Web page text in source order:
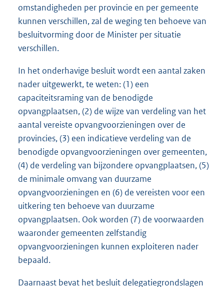
omstandigheden per provincie en per gemeente
kunnen verschillen, zal de weging ten behoeve van
besluitvorming door de Minister per situatie
verschillen.
In het onderhavige besluit wordt een aantal zaken
nader uitgewerkt, te weten: (1) een
capaciteitsraming van de benodigde
opvangplaatsen, (2) de wijze van verdeling van het
aantal vereiste opvangvoorzieningen over de
provincies, (3) een indicatieve verdeling van de
benodigde opvangvoorzieningen over gemeenten,
(4) de verdeling van bijzondere opvangplaatsen, (5)
de minimale omvang van duurzame
opvangvoorzieningen en (6) de vereisten voor een
uitkering ten behoeve van duurzame
opvangplaatsen. Ook worden (7) de voorwaarden
waaronder gemeenten zelfstandig
opvangvoorzieningen kunnen exploiteren nader
bepaald.
Daarnaast bevat het besluit delegatiegrondslagen